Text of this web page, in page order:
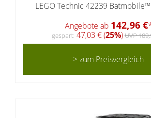
LEGO Technic 42239
Angebote ab 142,96 €
gespart: 47,03 € (25%)UVP
> zum Preisvergleich